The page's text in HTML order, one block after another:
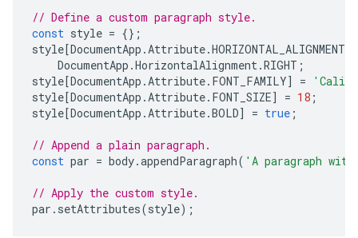
// Define a custom paragraph style.
const style = {};
style[DocumentApp .Attribute.HORIZONTAL_ALIGNMENT
DocumentApp .HorizontalAlignment.RIGHT ;
style[DocumentApp .Attribute. FONT_FAMILY] =
style[DocumentApp .Attribute. FONT_SIZE] = 18 ;
style[DocumentApp .Attribute.BOLD] = true ;
// Append a plain paragraph.
const par = body.appendParagraph( 'A paragraph
// Apply the custom style.
par . setAttributes(style);